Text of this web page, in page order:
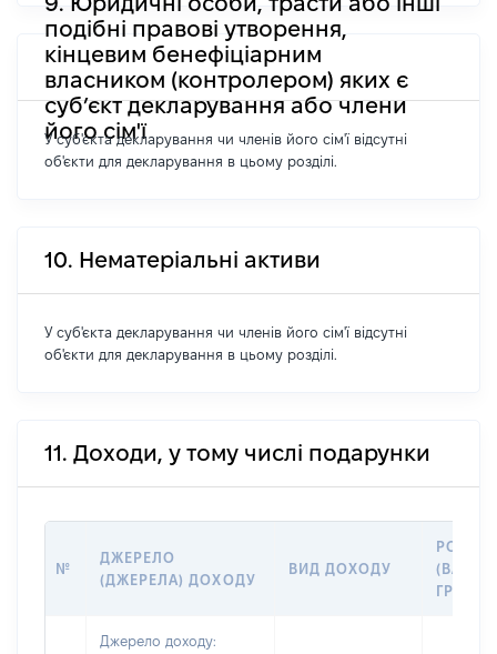
подібні правові утворення,
кінцевим бенефіціарним
власником (контролером) яких є
суб’єкт декларування або члени
його сім'ї
У суб'єкта декларування чи членів його сім'ї відсутні
об'єкти для декларування в цьому розділі.
10. Нематеріальні активи
У суб'єкта декларування чи членів його сім'ї відсутні
об'єкти для декларування в цьому розділі.
11. Доходи, у тому числі подарунки
№
ДЖЕРЕЛО
(ДЖЕРЕЛА) ДОХОДУ
ВИД ДОХОДУ
РОЗМІР
ГРН
Джерело доходу: